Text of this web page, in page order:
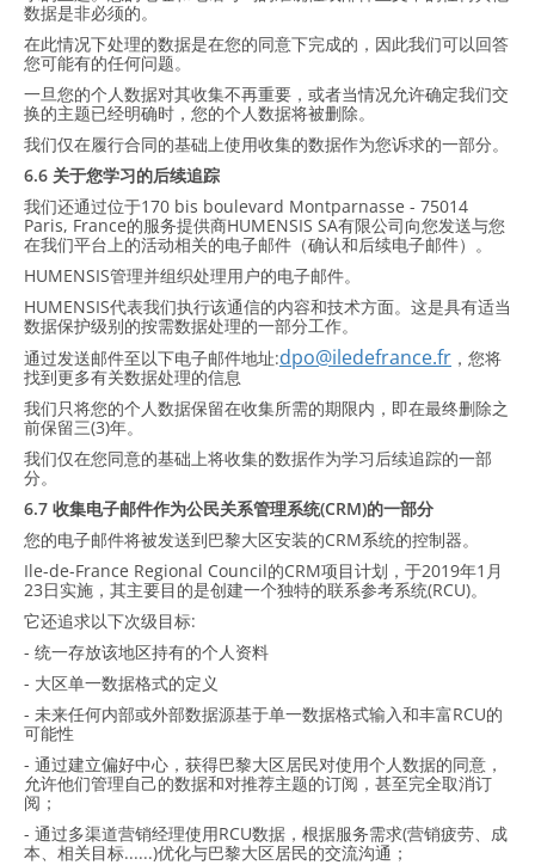
数据是非必须的。
在此情况下处理的数据是在您的同意下完成的，因此我们可以回答
您可能有的任何问题。
一旦您的个人数据对其收集不再重要，或者当情况允许确定我们交
换的主题已经明确时，您的个人数据将被删除。
我们仅在履行合同的基础上使用收集的数据作为您诉求的一部分。
6.6 关于您学习的后续追踪
我们还通过位于170 bis boulevard Montparnasse - 75014
Paris, France的服务提供商HUMENSIS SA有限公司向您发送与您
在我们平台上的活动相关的电子邮件（确认和后续电子邮件）。
HUMENSIS管理并组织处理用户的电子邮件。
HUMENSIS代表我们执行该通信的内容和技术方面。这是具有适当
数据保护级别的按需数据处理的一部分工作。
通过发送邮件至以下电子邮件地址:dpo@iledefrance.fr ，您将
找到更多有关数据处理的信息
我们只将您的个人数据保留在收集所需的期限内，即在最终删除之
前保留三(3)年。
我们仅在您同意的基础上将收集的数据作为学习后续追踪的一部
分。
6.7 收集电子邮件作为公民关系管理系统(CRM)的一部分
您的电子邮件将被发送到巴黎大区安装的CRM系统的控制器。
Ile-de-France Regional Council的CRM项目计划，于2019年1月
23日实施，其主要目的是创建一个独特的联系参考系统(RCU)。
它还追求以下次级目标:
- 统一存放该地区持有的个人资料
- 大区单一数据格式的定义
- 未来任何内部或外部数据源基于单一数据格式输入和丰富RCU的
可能性
- 通过建立偏好中心，获得巴黎大区居民对使用个人数据的同意，
允许他们管理自己的数据和对推荐主题的订阅，甚至完全取消订
阅；
- 通过多渠道营销经理使用RCU数据，根据服务需求(营销疲劳、成
本、相关目标......)优化与巴黎大区居民的交流沟通；